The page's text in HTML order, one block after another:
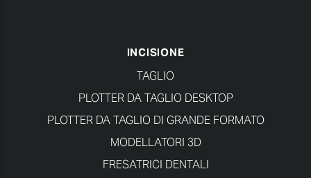
INCISIONE
TAGLIO
PLOTTER DA TAGLIO DESKTOP
PLOTTER DA TAGLIO DI GRANDE FORMATO
MODELLATORI 3D
FRESATRICI DENTALI